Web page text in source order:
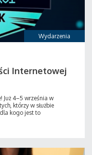
Wydarzenia
Internetowej
Już 4–5 września w
którzy w służbie
kogo jest to